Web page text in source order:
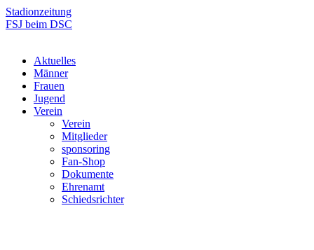
Zum
Inhalt
Stadionzeitung
FSJ beim DSC
Aktuelles
Männer
Frauen
Jugend
Verein
Verein
Mitglieder
sponsoring
Fan-Shop
Dokumente
Ehrenamt
Schiedsrichter